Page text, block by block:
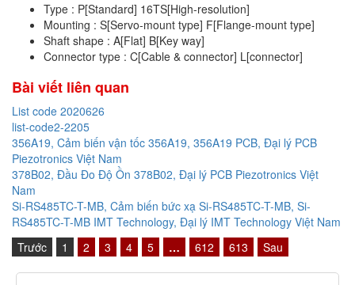
Type : P[Standard] 16TS[High-resolution]
Mounting : S[Servo-mount type] F[Flange-mount type]
Shaft shape : A[Flat] B[Key way]
Connector type : C[Cable & connector] L[connector]
Bài viết liên quan
List code 2020626
list-code2-2205
356A19, Cảm biến vận tốc 356A19, 356A19 PCB, Đại lý PCB
Piezotronics Việt Nam
378B02, Đầu Đo Độ Ồn 378B02, Đại lý PCB Piezotronics Việt
Nam
Si-RS485TC-T-MB, Cảm biến bức xạ Si-RS485TC-T-MB, Si-
RS485TC-T-MB IMT Technology, Đại lý IMT Technology Việt Nam
Trước
1 2 3 4 5 … 612 613 Sau